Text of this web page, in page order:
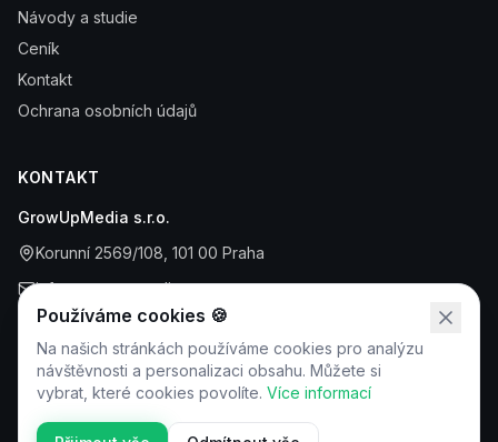
Návody a studie
Ceník
Kontakt
Ochrana osobních údajů
KONTAKT
GrowUpMedia s.r.o.
Korunní 2569/108, 101 00 Praha
info@growupmedia.cz
+420 608 412 772
IČO: 21701148
Používáme cookies 🍪
Na našich stránkách používáme cookies pro analýzu
návštěvnosti a personalizaci obsahu. Můžete si
vybrat, které cookies povolíte. Více informací